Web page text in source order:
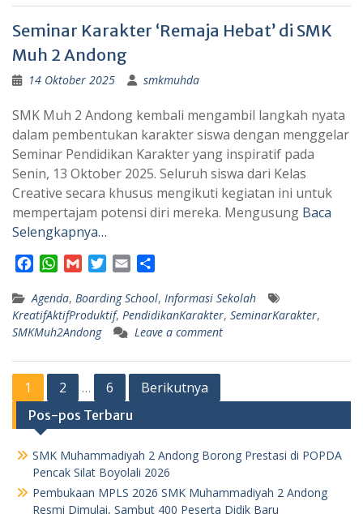
k
p
Seminar Karakter ‘Remaja Hebat’ di SMK
Muh 2 Andong
14 Oktober 2025 smkmuhda
SMK Muh 2 Andong kembali mengambil langkah nyata
dalam pembentukan karakter siswa dengan menggelar
Seminar Pendidikan Karakter yang inspiratif pada
Senin, 13 Oktober 2025. Seluruh siswa dari Kelas
Creative secara khusus mengikuti kegiatan ini untuk
mempertajam potensi diri mereka. Mengusung Baca
Selengkapnya…
c
e
b
o
W
a
t
s
p
p
a
i
l
i
t
r
a
i
a
r
e
Agenda, Boarding School, Informasi Sekolah
KreatifAktifProduktif, PendidikanKarakter, SeminarKarakter,
SMKMuh2Andong
Leave a comment
Paginasi
pos
1 2 … 6 Berikutnya
Pos-pos Terbaru
SMK Muhammadiyah 2 Andong Borong Prestasi di POPDA
Pencak Silat Boyolali 2026
Pembukaan MPLS 2026 SMK Muhammadiyah 2 Andong
Resmi Dimulai, Sambut 400 Peserta Didik Baru